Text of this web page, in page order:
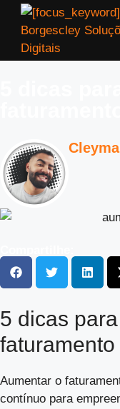
5 dicas
Aumentar o
contínuo para